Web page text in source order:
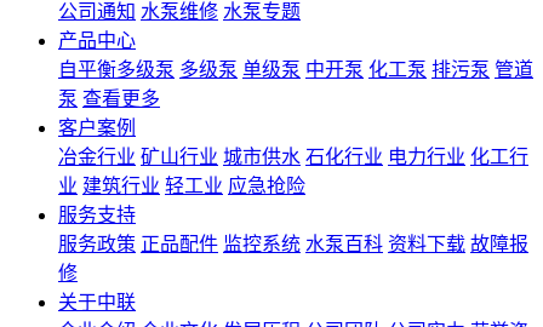
公司通知 水泵维修 水泵专题
产品中心
自平衡多级泵 多级泵 单级泵 中开泵 化工泵 排污泵 管道
泵 查看更多
客户案例
冶金行业 矿山行业 城市供水 石化行业 电力行业 化工行
业 建筑行业 轻工业 应急抢险
服务支持
服务政策 正品配件 监控系统 水泵百科 资料下载 故障报
修
关于中联